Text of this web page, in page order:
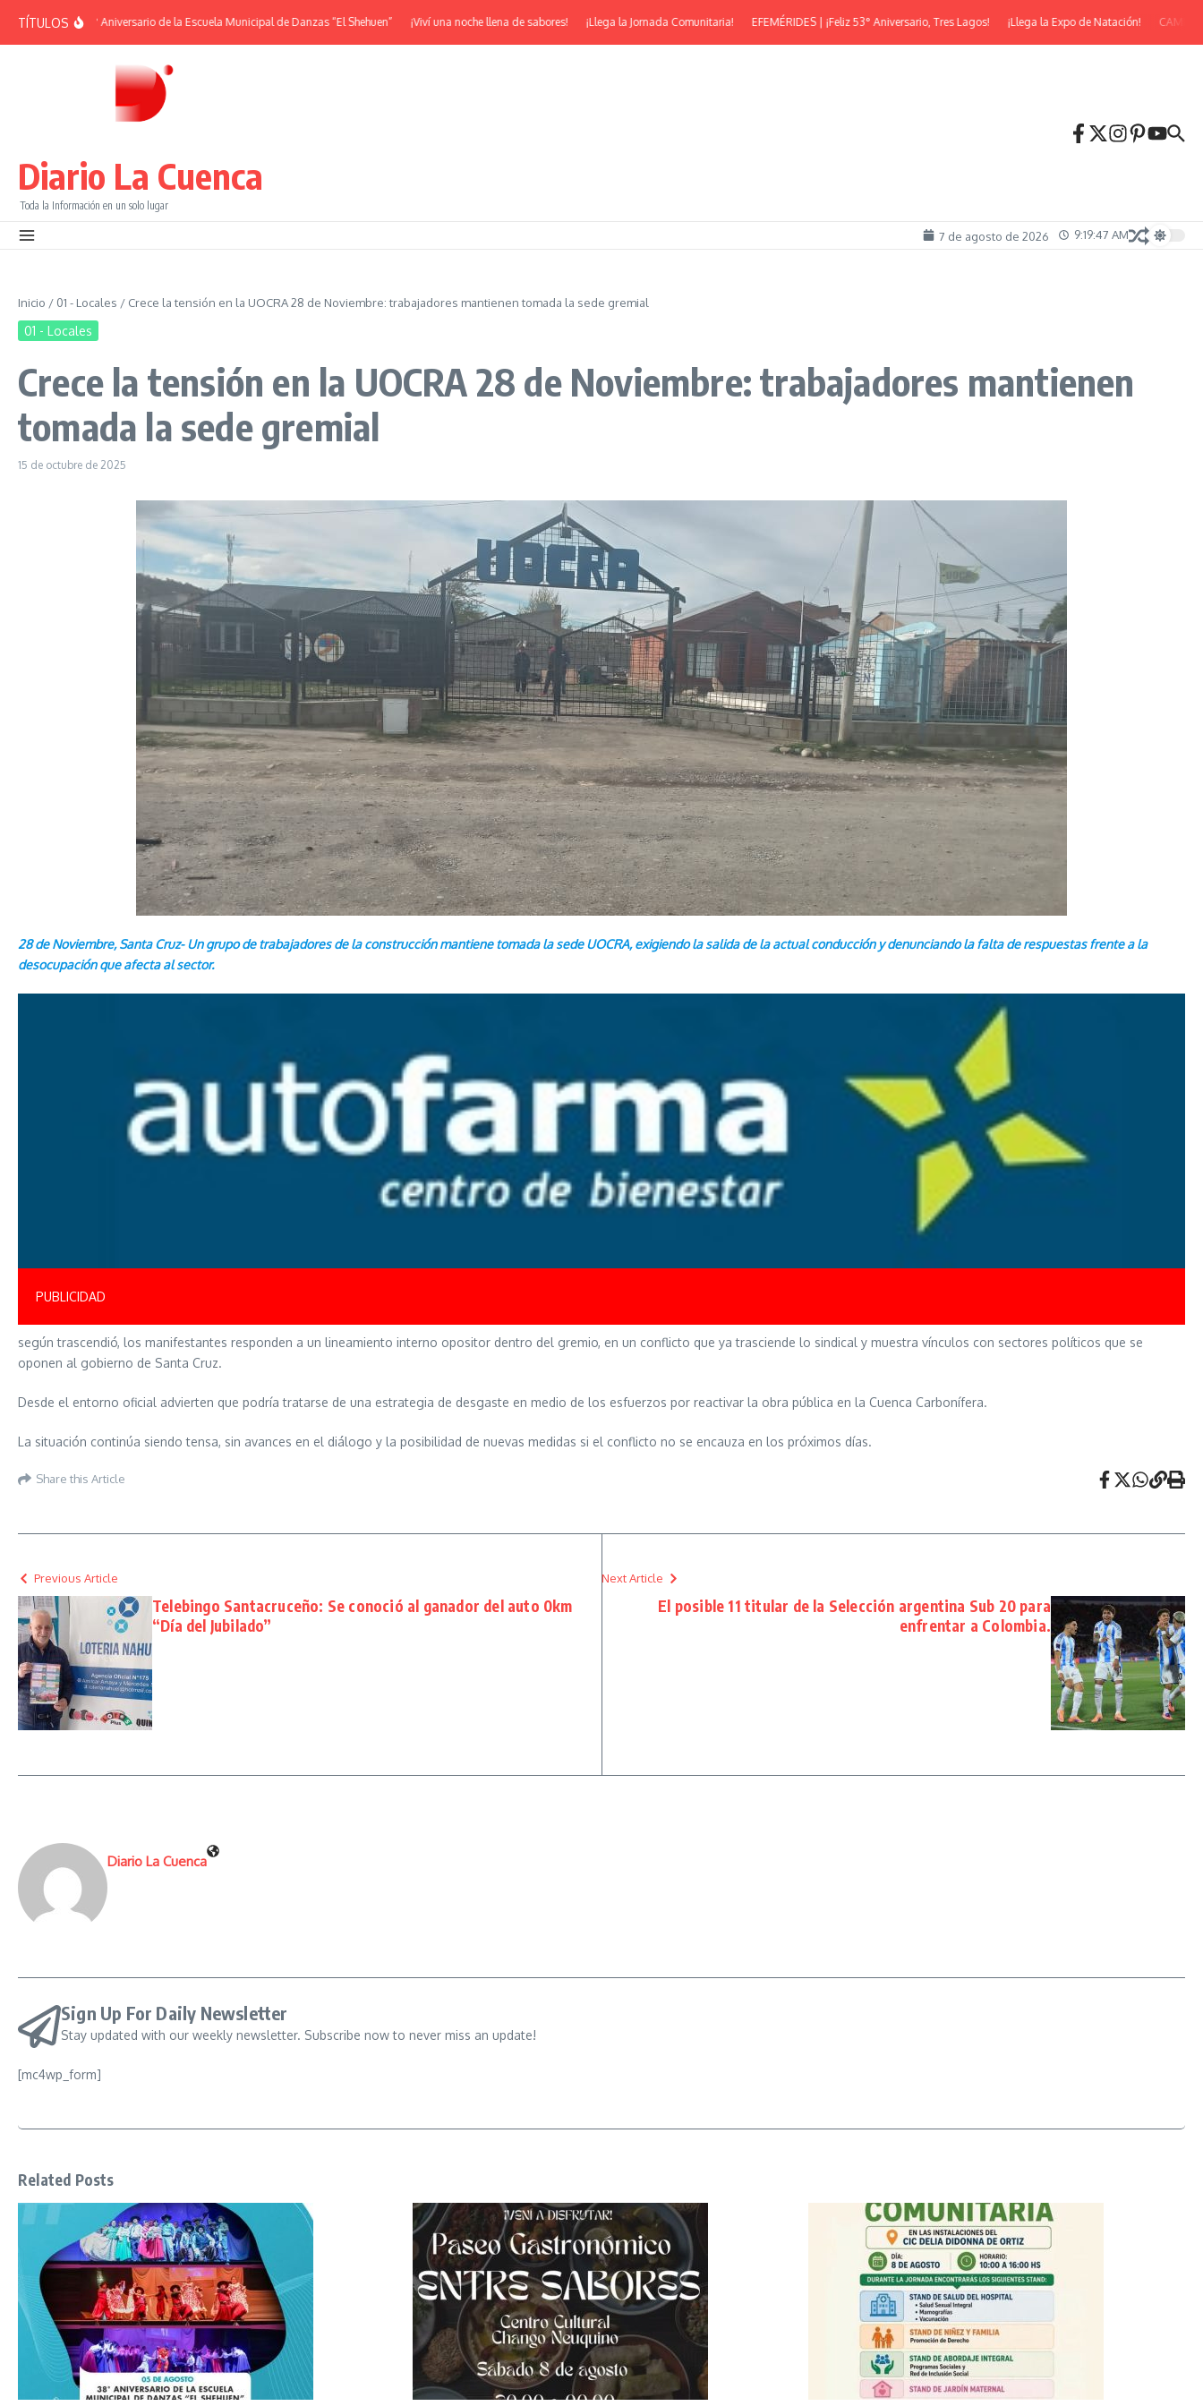
TÍTULOS| 38° Aniversario de la Escuela Municipal de Danzas “El Shehuen” ¡Viví una noche llena de sabores! ¡Llega la Jornada Comunitaria! EFEMÉRIDES | ¡Feliz 53° Aniversario, Tres Lagos! ¡Llega la Expo de Natación! CAMINATA
Diario La Cuenca
Toda la Información en un solo lugar
7 de agosto de 2026 9:19:48 AM
Inicio / 01 - Locales / Crece la tensión en la UOCRA 28 de Noviembre: trabajadores mantienen tomada la sede gremial
01 - Locales
Crece la tensión en la UOCRA 28 de Noviembre: trabajadores mantienen
tomada la sede gremial
15 de octubre de 2025
28 de Noviembre, Santa Cruz- Un grupo de trabajadores de la construcción mantiene tomada la sede UOCRA, exigiendo la salida de la actual conducción y denunciando la falta de respuestas frente a la
desocupación que afecta al sector.
PUBLICIDAD
según trascendió, los manifestantes responden a un lineamiento interno opositor dentro del gremio, en un conflicto que ya trasciende lo sindical y muestra vínculos con sectores políticos que se
oponen al gobierno de Santa Cruz.
Desde el entorno oficial advierten que podría tratarse de una estrategia de desgaste en medio de los esfuerzos por reactivar la obra pública en la Cuenca Carbonífera.
La situación continúa siendo tensa, sin avances en el diálogo y la posibilidad de nuevas medidas si el conflicto no se encauza en los próximos días.
Share this Article
Previous Article
Telebingo Santacruceño: Se conoció al ganador del auto 0km
“Día del Jubilado”
Next Article
El posible 11 titular de la Selección argentina Sub 20 para
enfrentar a Colombia.
Diario La Cuenca
Sign Up For Daily Newsletter
Stay updated with our weekly newsletter. Subscribe now to never miss an update!
[mc4wp_form]
Related Posts